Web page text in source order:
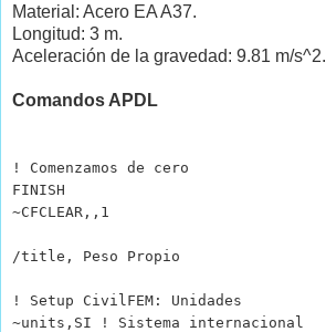
Material: Acero EA A37.
Longitud: 3 m.
Aceleración de la gravedad: 9.81 m/s^2.
Comandos APDL
! Comenzamos de cero
FINISH
~CFCLEAR,,1
/title, Peso Propio
! Setup CivilFEM: Unidades
~units,SI ! Sistema internacional